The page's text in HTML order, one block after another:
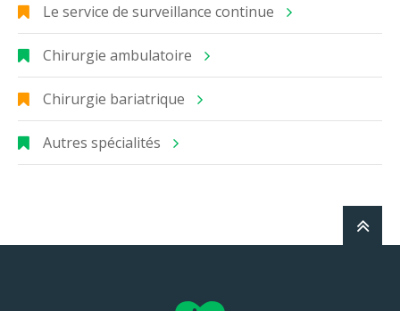
Le service de surveillance continue
Chirurgie ambulatoire
Chirurgie bariatrique
Autres spécialités